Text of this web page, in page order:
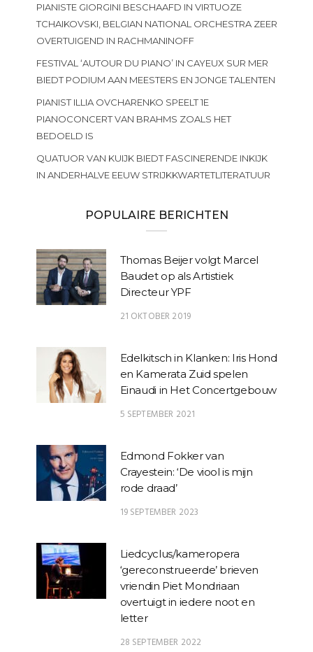
PIANISTE GIORGINI BESCHAAFD IN VIRTUOZE
TCHAIKOVSKI, BELGIAN NATIONAL ORCHESTRA ZEER
OVERTUIGEND IN RACHMANINOFF
FESTIVAL ‘AUTOUR DU PIANO’ IN CAYEUX SUR MER
BIEDT PODIUM AAN MEESTERS EN JONGE TALENTEN
PIANIST ILLIA OVCHARENKO SPEELT 1E
PIANOCONCERT VAN BRAHMS ZOALS HET
BEDOELD IS
QUATUOR VAN KUIJK BIEDT FASCINERENDE INKIJK
IN ANDERHALVE EEUW STRIJKKWARTETLITERATUUR
POPULAIRE BERICHTEN
Thomas Beijer volgt Marcel
Baudet op als Artistiek
Directeur YPF
21 OKTOBER 2019
Edelkitsch in Klanken: Iris Hond
en Kamerata Zuid spelen
Einaudi in Het Concertgebouw
5 SEPTEMBER 2021
Edmond Fokker van
Crayestein: ‘De viool is mijn
rode draad’
19 SEPTEMBER 2023
Liedcyclus/kameropera
‘gereconstrueerde’ brieven
vriendin Piet Mondriaan
overtuigt in iedere noot en
letter
28 SEPTEMBER 2022